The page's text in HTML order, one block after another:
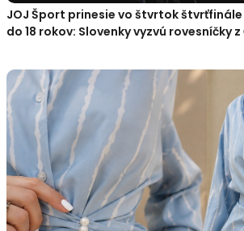
JOJ Šport prinesie vo štvrtok
do 18 rokov: Slovenky vyzvú rovesníčky